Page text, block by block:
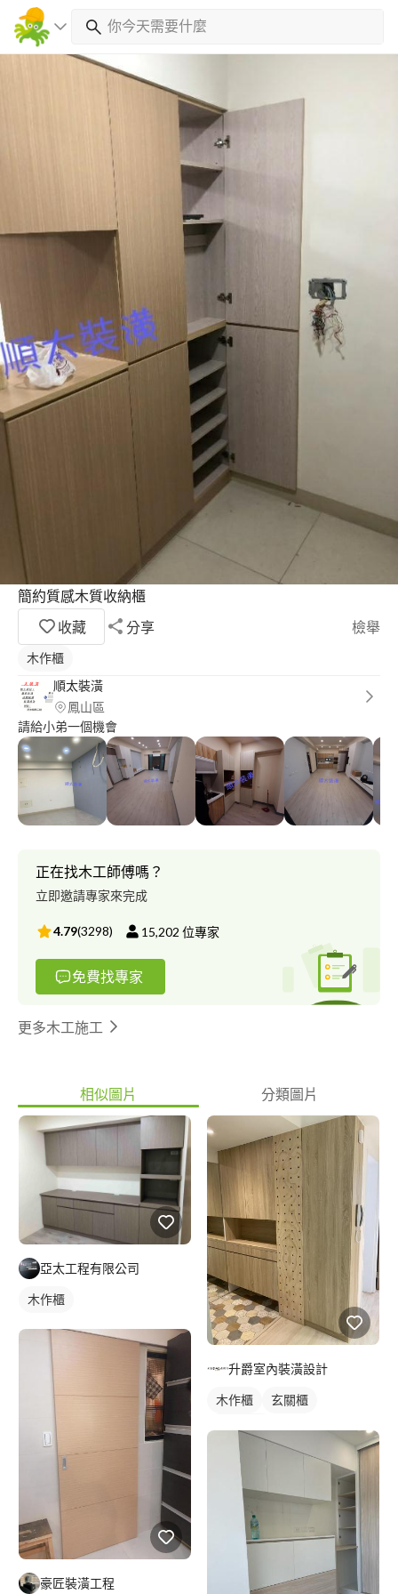
簡約質感木質收納櫃
收藏
分享 檢舉
木作櫃
順太裝潢
鳳山區
請給小弟一個機會
正在找木工師傅嗎？
立即邀請專家來完成
4.79(3298) 15,202 位專家
免費找專家
更多木工施工
相似圖片 分類圖片
亞太工程有限公司
木作櫃
豪匠裝潢工程
升爵室內裝潢設計
木作櫃
玄關櫃
櫥櫃木門